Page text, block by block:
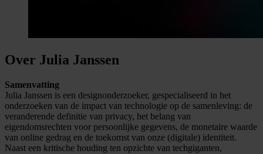
Over Julia Janssen
Samenvatting
Julia Janssen is een designonderzoeker, gespecialiseerd in het
onderzoeken van de impact van technologie op de samenleving: de
veranderende definitie van privacy, het belang van
eigendomsrechten voor persoonlijke gegevens, de monetaire waarde
van online gedrag en de toekomst van onze (digitale) identiteit.
Naast een kritische houding ten opzichte van techgiganten,